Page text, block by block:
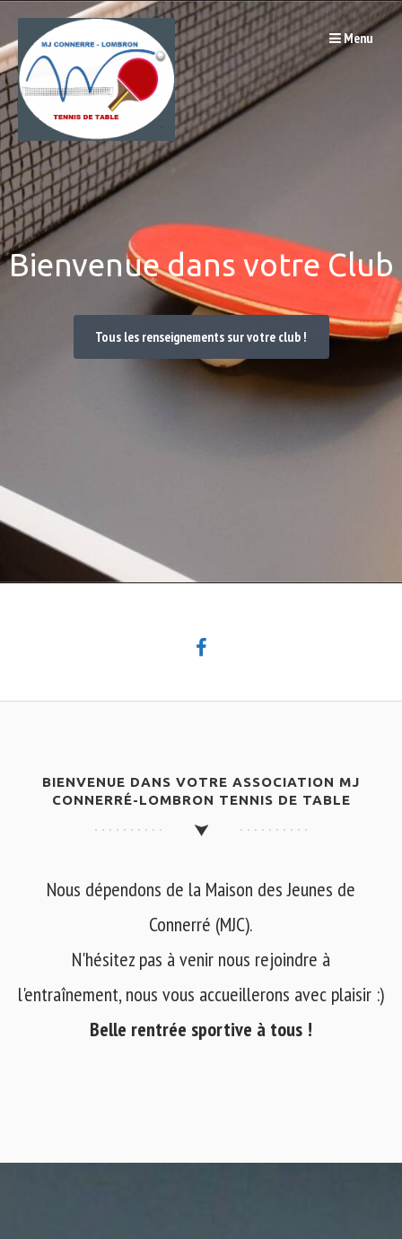
Passer
au
contenu
Menu
Bienvenue dans votre Club
Tous les renseignements sur votre club !
BIENVENUE DANS VOTRE ASSOCIATION MJ
CONNERRÉ-LOMBRON TENNIS DE TABLE
Nous dépendons de la Maison des Jeunes de
Connerré (MJC).
N'hésitez pas à venir nous rejoindre à
l'entraînement, nous vous accueillerons avec plaisir :)
Belle rentrée sportive à tous !